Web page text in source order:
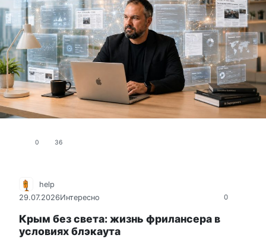
0 36
0
help
29.07.2026Интересно
Крым без света: жизнь фрилансера в
условиях блэкаута